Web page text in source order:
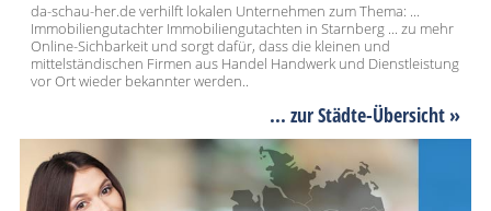
da-schau-her.de verhilft lokalen Unternehmen zum Thema: ...
Immobiliengutachter Immobiliengutachten in Starnberg ... zu mehr
Online-Sichbarkeit und sorgt dafür, dass die kleinen und
mittelständischen Firmen aus Handel Handwerk und Dienstleistung
vor Ort wieder bekannter werden..
... zur Städte-Übersicht »